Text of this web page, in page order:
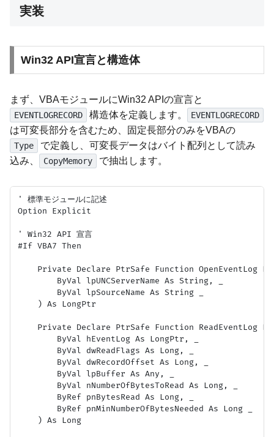
実装
Win32 API宣言と構造体
まず、VBAモジュールにWin32 APIの宣言と
EVENTLOGRECORD 構造体を定義します。 EVENTLOGRECORD
は可変長部分を含むため、固定長部分のみをVBAの
Type
で定義し、可変長データはバイト配列として読み
込み、
CopyMemory で抽出します。
' 標準モジュールに記述
Option Explicit
' Win32 API 宣言
#If VBA7 Then
Private Declare PtrSafe Function OpenEventLog
        ByVal lpUNCServerName As String, _
        ByVal lpSourceName As String _
    ) As LongPtr
Private Declare PtrSafe Function ReadEventLog
        ByVal hEventLog As LongPtr, _
        ByVal dwReadFlags As Long, _
        ByVal dwRecordOffset As Long, _
        ByVal lpBuffer As Any, _
        ByVal nNumberOfBytesToRead As Long, _
        ByRef pnBytesRead As Long, _
        ByRef pnMinNumberOfBytesNeeded As Long _
    ) As Long